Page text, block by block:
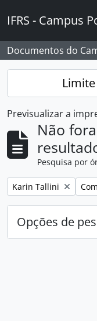
IFRS - Campus
Documentos do
Previsualizar a
Não
Pesquisa por
Remover filtro:
Karin Tallini
Opções de